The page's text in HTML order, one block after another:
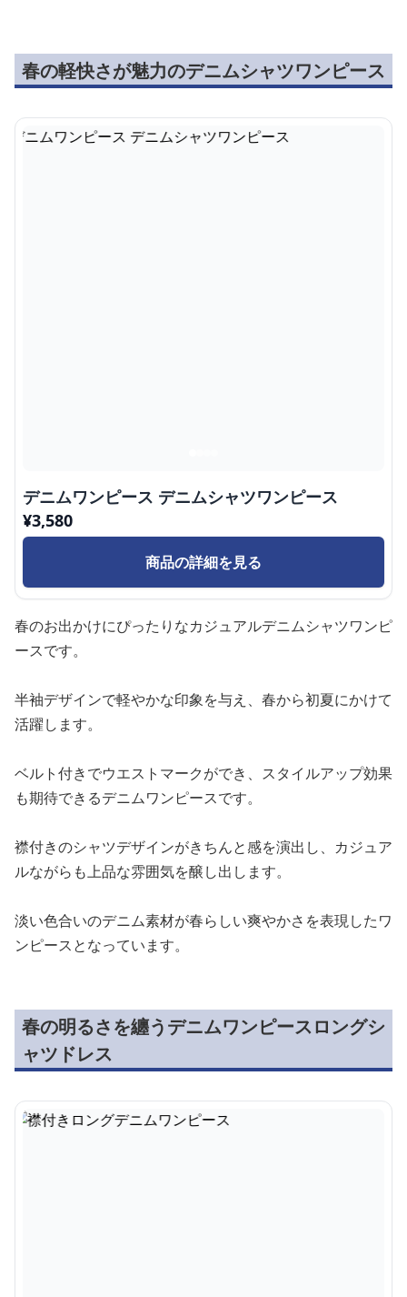
春の軽快さが魅力のデニムシャツワンピース
デニムワンピース デニムシャツワンピース
¥3,580
商品の詳細を見る
春のお出かけにぴったりなカジュアルデニムシャツワンピ
ースです。
半袖デザインで軽やかな印象を与え、春から初夏にかけて
活躍します。
ベルト付きでウエストマークができ、スタイルアップ効果
も期待できるデニムワンピースです。
襟付きのシャツデザインがきちんと感を演出し、カジュア
ルながらも上品な雰囲気を醸し出します。
淡い色合いのデニム素材が春らしい爽やかさを表現したワ
ンピースとなっています。
春の明るさを纏うデニムワンピースロングシ
ャツドレス